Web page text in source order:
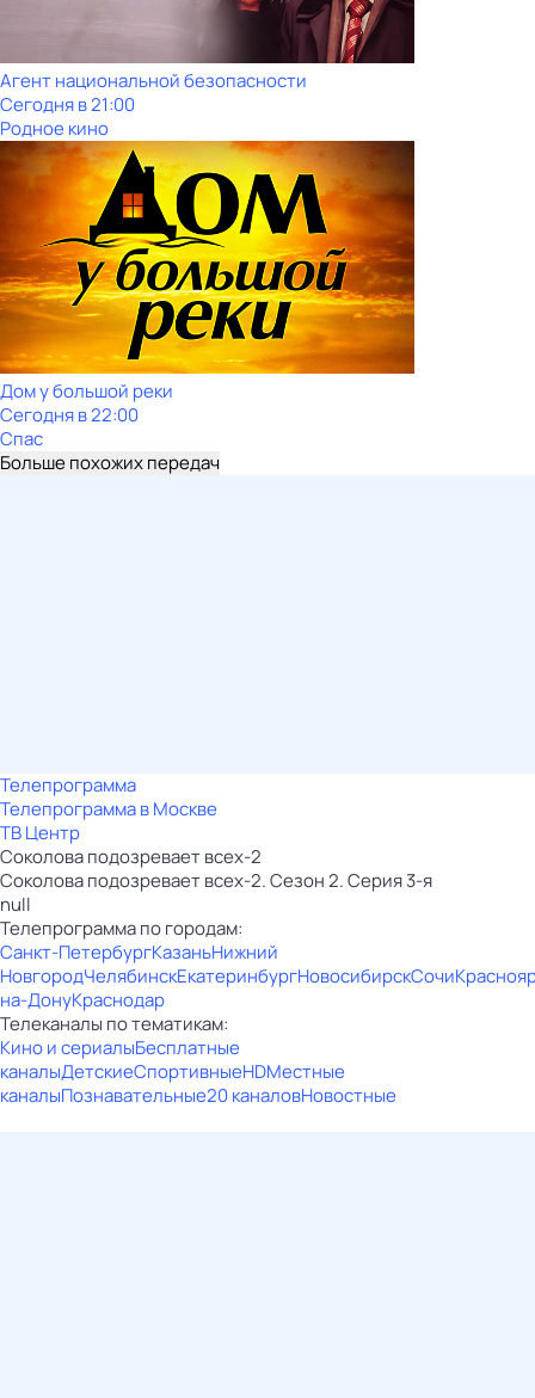
Агент национальной безопасности
Сегодня в 21:00
Родное кино
Дом у большой реки
Сегодня в 22:00
Спас
Больше похожих передач
Телепрограмма
Телепрограмма в Москве
ТВ Центр
Соколова подозревает всех-2
Соколова подозревает всех-2. Сезон 2. Серия 3-я
null
Телепрограмма по городам:
Санкт-ПетербургКазаньНижний
НовгородЧелябинскЕкатеринбургНовосибирскСочи
на-ДонуКраснодар
Телеканалы по тематикам:
Кино и сериалыБесплатные
каналыДетскиеСпортивныеHDМестные
каналыПознавательные20 каналовНовостные